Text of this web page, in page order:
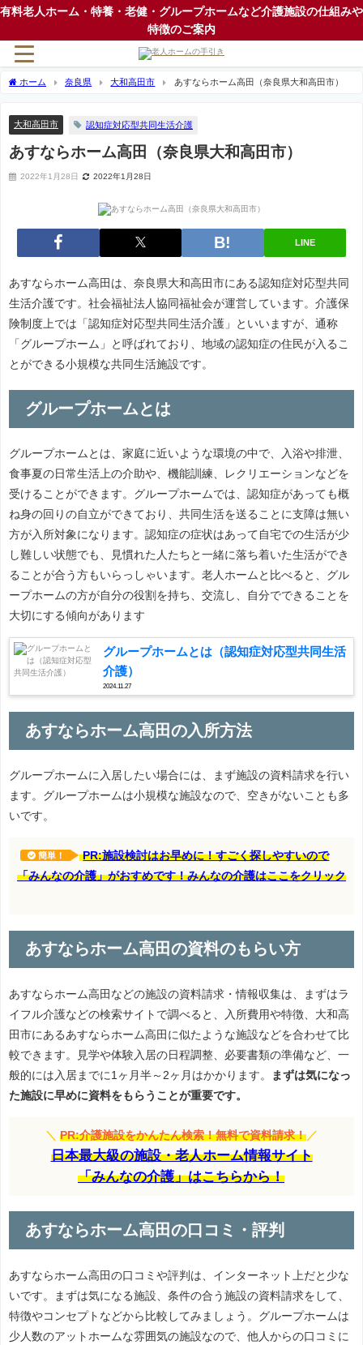
有料老人ホーム・特養・老健・グループホームなど介護施設の仕組みや
特徴のご案内
ホーム 奈良県 大和高田市 あすならホーム高田（奈良県大和高田市）
大和高田市 認知症対応型共同生活介護
あすならホーム高田（奈良県大和高田市）
2022年1月28日 2022年1月28日
LINE
あすならホーム高田は、奈良県大和高田市にある認知症対応型共同
生活介護です。社会福祉法人協同福祉会が運営しています。介護保
険制度上では「認知症対応型共同生活介護」といいますが、通称
「グループホーム」と呼ばれており、地域の認知症の住民が入るこ
とができる小規模な共同生活施設です。
グループホームとは
グループホームとは、家庭に近いような環境の中で、入浴や排泄、
食事夏の日常生活上の介助や、機能訓練、レクリエーションなどを
受けることができます。グループホームでは、認知症があっても概
ね身の回りの自立ができており、共同生活を送ることに支障は無い
方が入所対象になります。認知症の症状はあって自宅での生活が少
し難しい状態でも、見慣れた人たちと一緒に落ち着いた生活ができ
ることが合う方もいらっしゃいます。老人ホームと比べると、グル
ープホームの方が自分の役割を持ち、交流し、自分でできることを
大切にする傾向があります
グループホームとは（認知症対応型共同生活
介護）
2024.11.27
あすならホーム高田の入所方法
グループホームに入居したい場合には、まず施設の資料請求を行い
ます。グループホームは小規模な施設なので、空きがないことも多
いです。
簡単！
PR:施設検討はお早めに！すごく探しやすいので
「みんなの介護」がおすめです！みんなの介護はここをクリック
あすならホーム高田の資料のもらい方
あすならホーム高田などの施設の資料請求・情報収集は、まずはラ
イフル介護などの検索サイトで調べると、入所費用や特徴、大和高
田市にあるあすならホーム高田に似たような施設などを合わせて比
較できます。見学や体験入居の日程調整、必要書類の準備など、一
般的には入居までに1ヶ月半～2ヶ月はかかります。
まずは気になっ
た施設に早めに資料をもらうことが重要です。
＼ PR:介護施設をかんたん検索！無料で資料請求！ ／
日本最大級の施設・老人ホーム情報サイト
「みんなの介護」はこちらから！
あすならホーム高田の口コミ・評判
あすならホーム高田の口コミや評判は、インターネット上だと少な
いです。まずは気になる施設、条件の合う施設の資料請求をして、
特徴やコンセプトなどから比較してみましょう。グループホームは
少人数のアットホームな雰囲気の施設なので、他人からの口コミに